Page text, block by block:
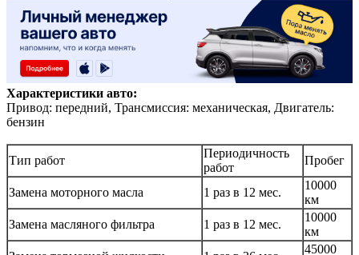
Характеристики авто:
Привод: передний, Трансмиссия: механическая, Двигатель:
бензин
Тип работ
Периодичность
работ
Пробег
Замена моторного масла 1 раз в 12 мес.
10000
км
Замена масляного фильтра
1 раз в 12 мес.
10000
км
45000